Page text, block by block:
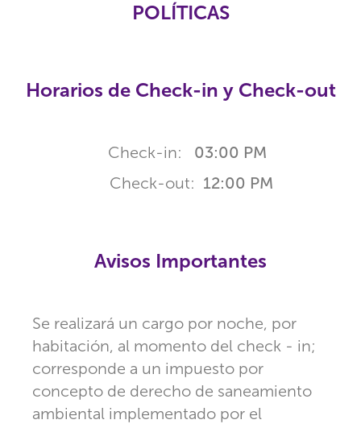
POLÍTICAS
Horarios de Check-in y Check-out
Check-in: 03:00 PM
Check-out: 12:00 PM
Avisos Importantes
Se realizará un cargo por noche, por
habitación, al momento del check - in;
corresponde a un impuesto por
concepto de derecho de saneamiento
ambiental implementado por el